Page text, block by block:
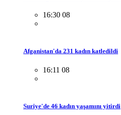
16:30 08
Afganistan'da 231 kadın katledildi
16:11 08
Suriye'de 46 kadın yaşamını yitirdi